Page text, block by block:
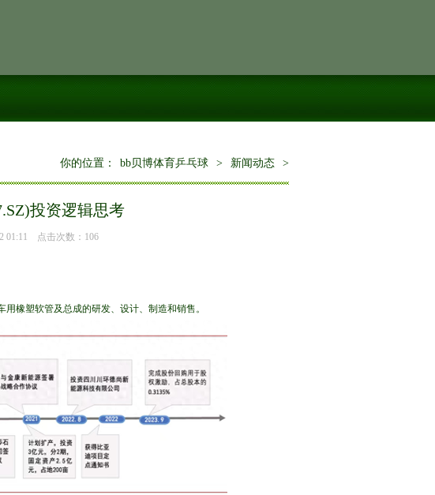
你的位置： bb贝博体育乒乓球 > 新闻动态 >
投资逻辑思考
01:11 点击次数：106
橡塑软管及总成的研发、设计、制造和销售。